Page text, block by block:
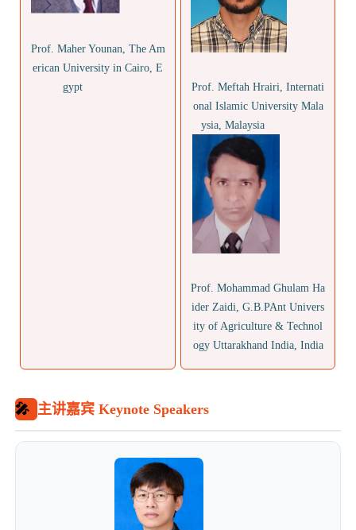
Prof. Maher Younan, The Am
erican University in Cairo, E
gypt
Prof. Meftah Hrairi, Internati
onal Islamic University Mala
ysia, Malaysia
Prof. Mohammad Ghulam Ha
ider Zaidi, G.B.PAnt Univers
ity of Agriculture & Technol
ogy Uttarakhand India, India
🎤 主讲嘉宾 Keynote Speakers